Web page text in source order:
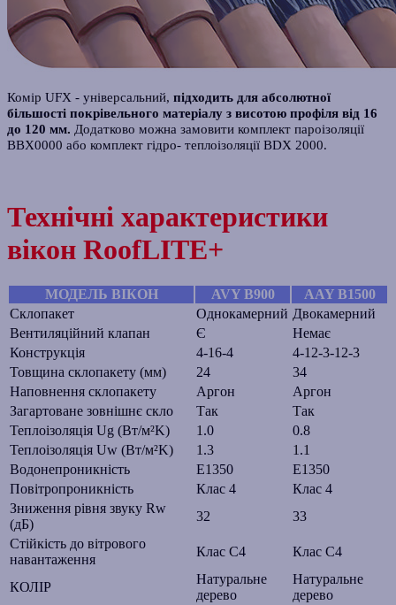
Комір UFX - універсальний, підходить для абсолютної
більшості покрівельного матеріалу з висотою профіля від 16
до 120 мм. Додатково можна замовити комплект пароізоляції
BBX0000 або комплект гідро- теплоізоляції BDX 2000.
Технічні характеристики
вікон RoofLITE+
МОДЕЛЬ ВІКОН AVY B900
AAY B1500
Склопакет
Однокамерний Двокамерний
Вентиляційний клапан
Є
Немає
Конструкція
4-16-4
4-12-3-12-3
Товщина склопакету (мм)
24
34
Наповнення склопакету
Аргон
Аргон
Загартоване зовнішнє скло
Так
Так
Теплоізоляція Ug (Вт/м²K)
1.0
0.8
Теплоізоляція Uw (Вт/м²K)
1.3
1.1
Водонепроникність
E1350
E1350
Повітропроникність
Клас 4
Клас 4
Зниження рівня звуку Rw
(дБ)
32
33
Стійкість до вітрового
навантаження
Клас С4 Клас С4
КОЛІР
Натуральне
дерево
Натуральне
дерево